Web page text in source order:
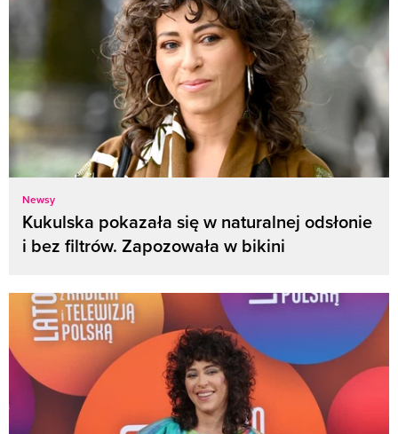
Newsy
Kukulska pokazała się w naturalnej odsłonie
i bez filtrów. Zapozowała w bikini